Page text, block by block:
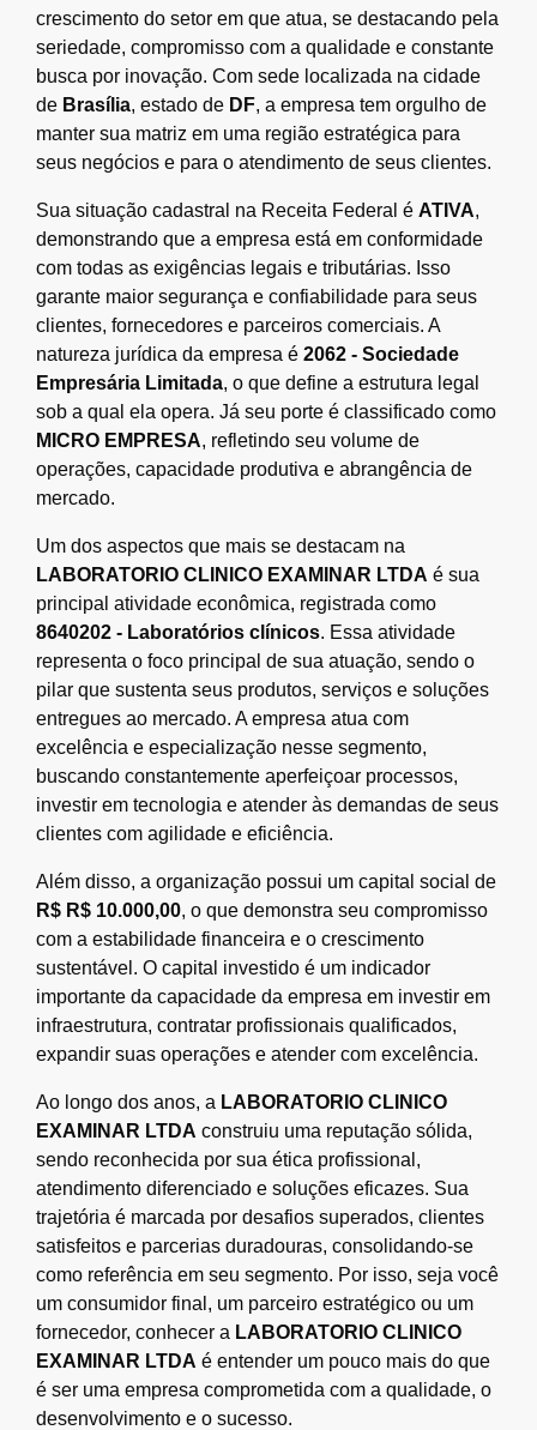
crescimento do setor em que atua, se destacando pela
seriedade, compromisso com a qualidade e constante
busca por inovação. Com sede localizada na cidade
de Brasília, estado de DF, a empresa tem orgulho de
manter sua matriz em uma região estratégica para
seus negócios e para o atendimento de seus clientes.
Sua situação cadastral na Receita Federal é ATIVA,
demonstrando que a empresa está em conformidade
com todas as exigências legais e tributárias. Isso
garante maior segurança e confiabilidade para seus
clientes, fornecedores e parceiros comerciais. A
natureza jurídica da empresa é 2062 - Sociedade
Empresária Limitada, o que define a estrutura legal
sob a qual ela opera. Já seu porte é classificado como
MICRO EMPRESA, refletindo seu volume de
operações, capacidade produtiva e abrangência de
mercado.
Um dos aspectos que mais se destacam na
LABORATORIO CLINICO EXAMINAR LTDA é sua
principal atividade econômica, registrada como
8640202 - Laboratórios clínicos. Essa atividade
representa o foco principal de sua atuação, sendo o
pilar que sustenta seus produtos, serviços e soluções
entregues ao mercado. A empresa atua com
excelência e especialização nesse segmento,
buscando constantemente aperfeiçoar processos,
investir em tecnologia e atender às demandas de seus
clientes com agilidade e eficiência.
Além disso, a organização possui um capital social de
R$ R$ 10.000,00, o que demonstra seu compromisso
com a estabilidade financeira e o crescimento
sustentável. O capital investido é um indicador
importante da capacidade da empresa em investir em
infraestrutura, contratar profissionais qualificados,
expandir suas operações e atender com excelência.
Ao longo dos anos, a LABORATORIO CLINICO
EXAMINAR LTDA construiu uma reputação sólida,
sendo reconhecida por sua ética profissional,
atendimento diferenciado e soluções eficazes. Sua
trajetória é marcada por desafios superados, clientes
satisfeitos e parcerias duradouras, consolidando-se
como referência em seu segmento. Por isso, seja você
um consumidor final, um parceiro estratégico ou um
fornecedor, conhecer a LABORATORIO CLINICO
EXAMINAR LTDA é entender um pouco mais do que
é ser uma empresa comprometida com a qualidade, o
desenvolvimento e o sucesso.